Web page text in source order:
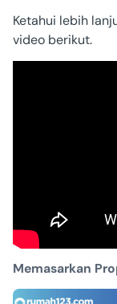
Ketahui lebih
video berikut.
Memasarkan